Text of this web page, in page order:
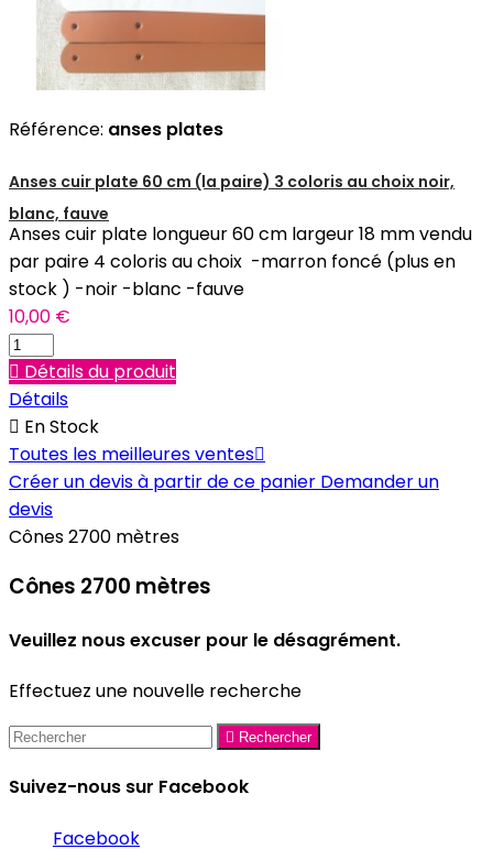
Référence: anses plates
Anses cuir plate 60 cm (la paire) 3 coloris au choix noir,
blanc, fauve
Anses cuir plate longueur 60 cm largeur 18 mm vendu
par paire 4 coloris au choix -marron foncé (plus en
stock ) -noir -blanc -fauve
10,00 €
 Détails du produit
Détails
 En Stock
Toutes les meilleures ventes
Créer un devis à partir de ce panier Demander un
devis
Cônes 2700 mètres
Cônes 2700 mètres
Veuillez nous excuser pour le désagrément.
Effectuez une nouvelle recherche
 Rechercher
Suivez-nous sur Facebook
Facebook